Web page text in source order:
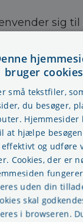
sig til
og
frem i de
du mulighed
af
selv.
varighed.
den
for
bruger cookies
små tekstfiler,
du besøger,
Hjemmesider
at hjælpe
og udføre
Cookies, der er
uden din
skal
i browseren.